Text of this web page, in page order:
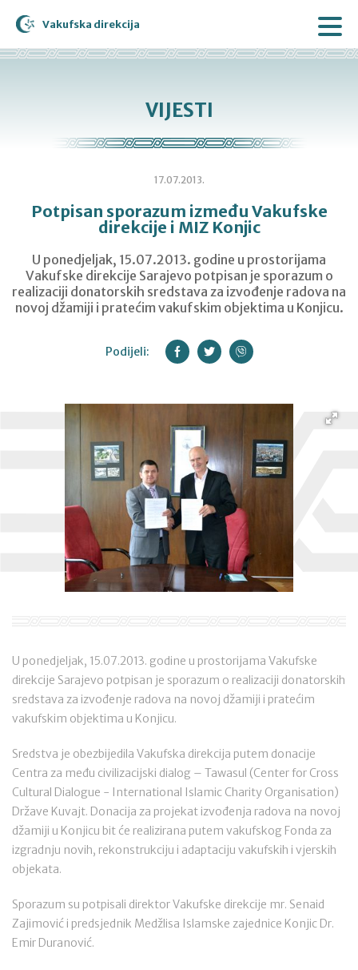
Vakufska direkcija
VIJESTI
17.07.2013.
Potpisan sporazum između Vakufske
direkcije i MIZ Konjic
U ponedjeljak, 15.07.2013. godine u prostorijama
Vakufske direkcije Sarajevo potpisan je sporazum o
realizaciji donatorskih sredstava za izvođenje radova na
novoj džamiji i pratećim vakufskim objektima u Konjicu.
Podijeli:
U ponedjeljak, 15.07.2013. godine u prostorijama Vakufske
direkcije Sarajevo potpisan je sporazum o realizaciji donatorskih
sredstava za izvođenje radova na novoj džamiji i pratećim
vakufskim objektima u Konjicu.
Sredstva je obezbijedila Vakufska direkcija putem donacije
Centra za među civilizacijski dialog – Tawasul (Center for Cross
Cultural Dialogue - International Islamic Charity Organisation)
Države Kuvajt. Donacija za projekat izvođenja radova na novoj
džamiji u Konjicu bit će realizirana putem vakufskog Fonda za
izgradnju novih, rekonstrukciju i adaptaciju vakufskih i vjerskih
objekata.
Sporazum su potpisali direktor Vakufske direkcije mr. Senaid
Zajimović i predsjednik Medžlisa Islamske zajednice Konjic Dr.
Emir Duranović.